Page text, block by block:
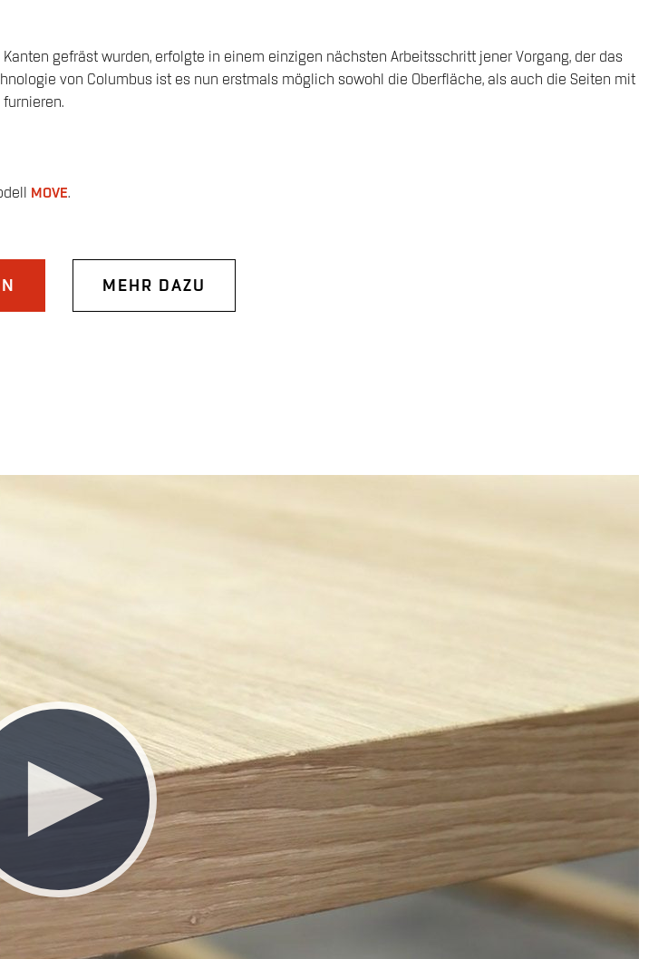
gefräst wurden, erfolgte in einem einzigen nächsten Arbeitsschritt jener Vorgang, der das
von Columbus ist es nun erstmals möglich sowohl die Oberfläche, als auch die Seiten mit
MOVE.
MEHR DAZU